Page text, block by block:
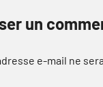
un
e-mail ne